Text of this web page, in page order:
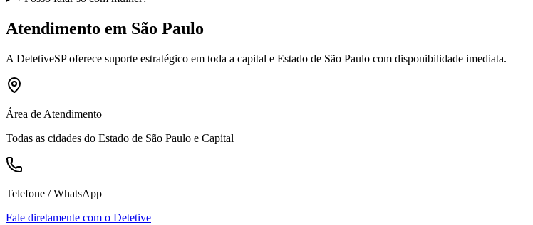
Atendimento em São Paulo
A DetetiveSPoferece suporte estratégico em toda a capital e Estado de São Paulo com disponibilidade imediata.
Área de Atendimento
Todas as cidades do Estado de São Paulo e Capital
Telefone / WhatsApp
Fale diretamente com o Detetive